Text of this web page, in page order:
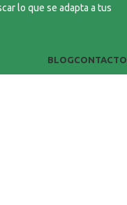
lo que se adapta a tus
BLOGCONTACTO